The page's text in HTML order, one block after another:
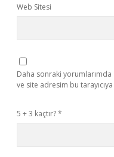
Web Sitesi
Daha sonraki yorumlarımda
ve site adresim bu
5 + 3 kaçtır?*